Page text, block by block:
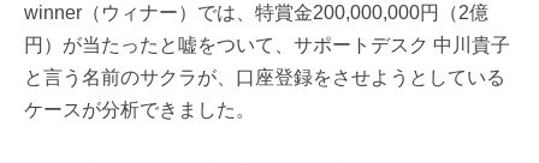
winner（ウィナー）では、特賞金200,000,000円（2億
円）が当たったと嘘をついて、サポートデスク 中川貴子
と言う名前のサクラが、口座登録をさせようとしている
ケースが分析できました。